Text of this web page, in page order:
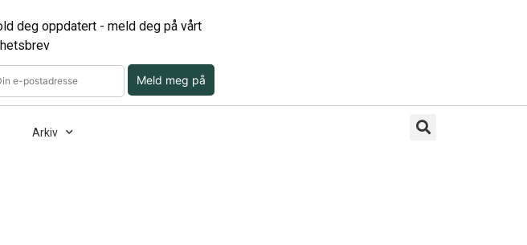
deg oppdatert - meld deg på vårt
Meld meg på
Arkiv